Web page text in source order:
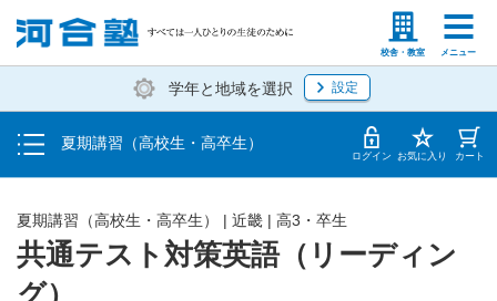
校舎・教室 メニュー
塾生の方 高等学校の先生
学年と地域を選択 設定
夏期講習（高校生・高卒生）
受講料・お申し込み方法
受講開始までの流れ
校舎・教室一覧 ログイン お気に入り カート
共通テスト対策英語（リーディン
グ）
夏期講習（高校生・高卒生） | 近畿 | 高3・卒生